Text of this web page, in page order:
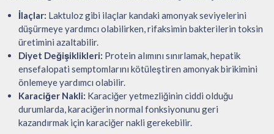
İlaçlar: Laktuloz gibi ilaçlar kandaki amonyak seviyelerini
düşürmeye yardımcı olabilirken, rifaksimin bakterilerin toksin
üretimini azaltabilir.
Diyet Değişiklikleri: Protein alımını sınırlamak, hepatik
ensefalopati semptomlarını kötüleştiren amonyak birikimini
önlemeye yardımcı olabilir.
Karaciğer Nakli: Karaciğer yetmezliğinin ciddi olduğu
durumlarda, karaciğerin normal fonksiyonunu geri
kazandırmak için karaciğer nakli gerekebilir.